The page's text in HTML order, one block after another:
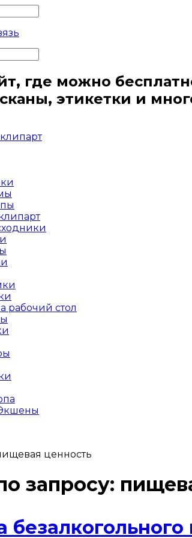
где можно
этикетки и
рабочий стол
ценность
запросу: